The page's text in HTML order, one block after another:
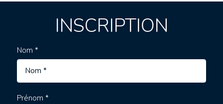
INSCRIPTION
Nom *
Prénom *